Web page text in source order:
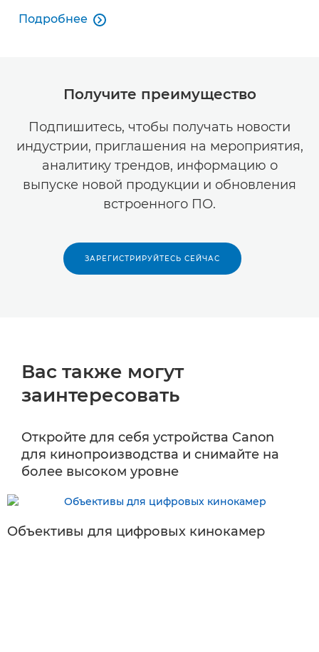
Подробнее
Знакомство с кинообъективами Canon

Получите преимущество
Подпишитесь, чтобы получать новости
индустрии, приглашения на мероприятия,
аналитику трендов, информацию о
выпуске новой продукции и обновления
встроенного ПО.
ЗАРЕГИСТРИРУЙТЕСЬ СЕЙЧАС
Вас также могут
заинтересовать
Откройте для себя устройства Canon
для кинопроизводства и снимайте на
более высоком уровне
Объективы для цифровых кинокамер